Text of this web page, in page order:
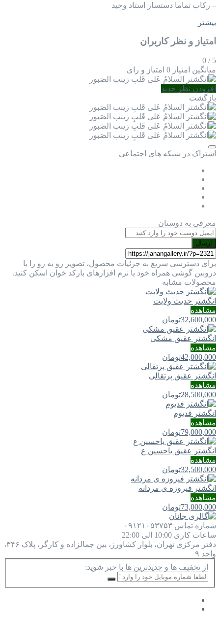
– رکاب تماما دستساز استاد وحید
بیشتر
امتیاز و نظر کاربران
5
/
0
میانگین امتیاز 0 امتیاز و رای
افزودن نظر جدید
بازگشت
اشتراک در شبکه های اجتماعی
معرفی به دوستان
ارسال
برای دسترسی سریع به جزئیات محصول، تصویر رو به رو را با
دروبین گوشی همراه خود یا نرم افزارهای بارکد خوان اسکن کنید.
محصولات مشابه
انگشتر حدیث ولایت
مشاهده
32,600,000تومان
انگشتر عقیق مشکی
مشاهده
42,000,000تومان
انگشتر عقیق پرتقالی
مشاهده
28,500,000تومان
انگشتر فدیوم
مشاهده
79,000,000تومان
انگشتر عقیق یاحسین ع
مشاهده
32,500,000تومان
انگشتر فیروزه ی مردانه
مشاهده
73,000,000تومان
شماره تماس ۰۹۱۲۱۰۵۳۷۵۳
ساعات کاری 10:00 الی 22:00
دفتر مرکزی
تهران، بلوار کشاورز، بین جمالزاده و کارگر، پلاک ۳۴۶،
واحد ۹
از تخفیف ها و جدیدترین ها با خبر شوید: